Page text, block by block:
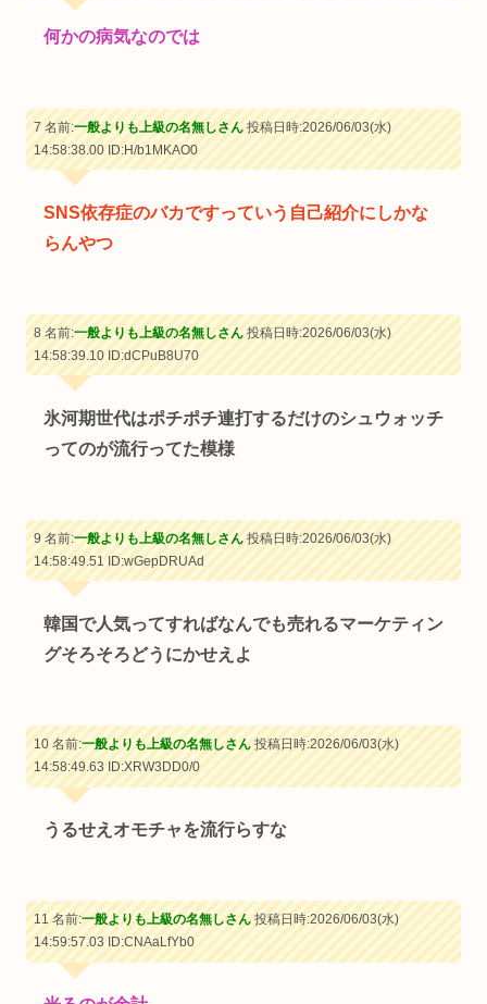
何かの病気なのでは
7 名前:一般よりも上級の名無しさん投稿日時:2026/06/03(水)
14:58:38.00ID:H/b1MKAO0
SNS依存症のバカですっていう自己紹介にしかな
らんやつ
8 名前:一般よりも上級の名無しさん投稿日時:2026/06/03(水)
14:58:39.10ID:dCPuB8U70
氷河期世代はポチポチ連打するだけのシュウォッチ
ってのが流行ってた模様
9 名前:一般よりも上級の名無しさん投稿日時:2026/06/03(水)
14:58:49.51ID:wGepDRUAd
韓国で人気ってすればなんでも売れるマーケティン
グそろそろどうにかせえよ
10 名前:一般よりも上級の名無しさん投稿日時:2026/06/03(水)
14:58:49.63ID:XRW3DD0/0
うるせえオモチャを流行らすな
11 名前:一般よりも上級の名無しさん投稿日時:2026/06/03(水)
14:59:57.03ID:CNAaLfYb0